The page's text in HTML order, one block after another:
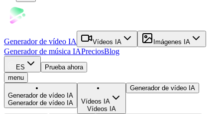
Generador de vídeo IA Vídeos IA Imágenes IA
Generador de música IAPreciosBlog
ES
Prueba ahora
menu
Generador de vídeo IA
Generador de vídeo IA
Vídeos IA
Vídeos IA
Generador de vídeo IA